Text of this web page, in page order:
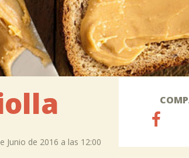
Junio de 2016 a las 12:00